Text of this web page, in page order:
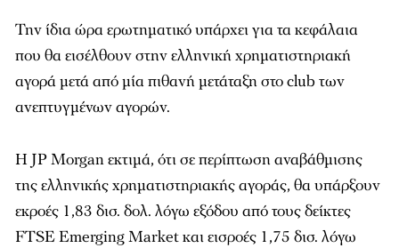
Την ίδια ώρα ερωτηματικό υπάρχει για τα κεφάλαια
που θα εισέλθουν στην ελληνική χρηματιστηριακή
αγορά μετά από μία πιθανή μετάταξη στο club των
ανεπτυγμένων αγορών.
Η JP Morgan εκτιμά, ότι σε περίπτωση αναβάθμισης
της ελληνικής χρηματιστηριακής αγοράς, θα υπάρξουν
εκροές 1,83 δισ. δολ. λόγω εξόδου από τους δείκτες
FTSE Emerging Market και εισροές 1,75 δισ. λόγω